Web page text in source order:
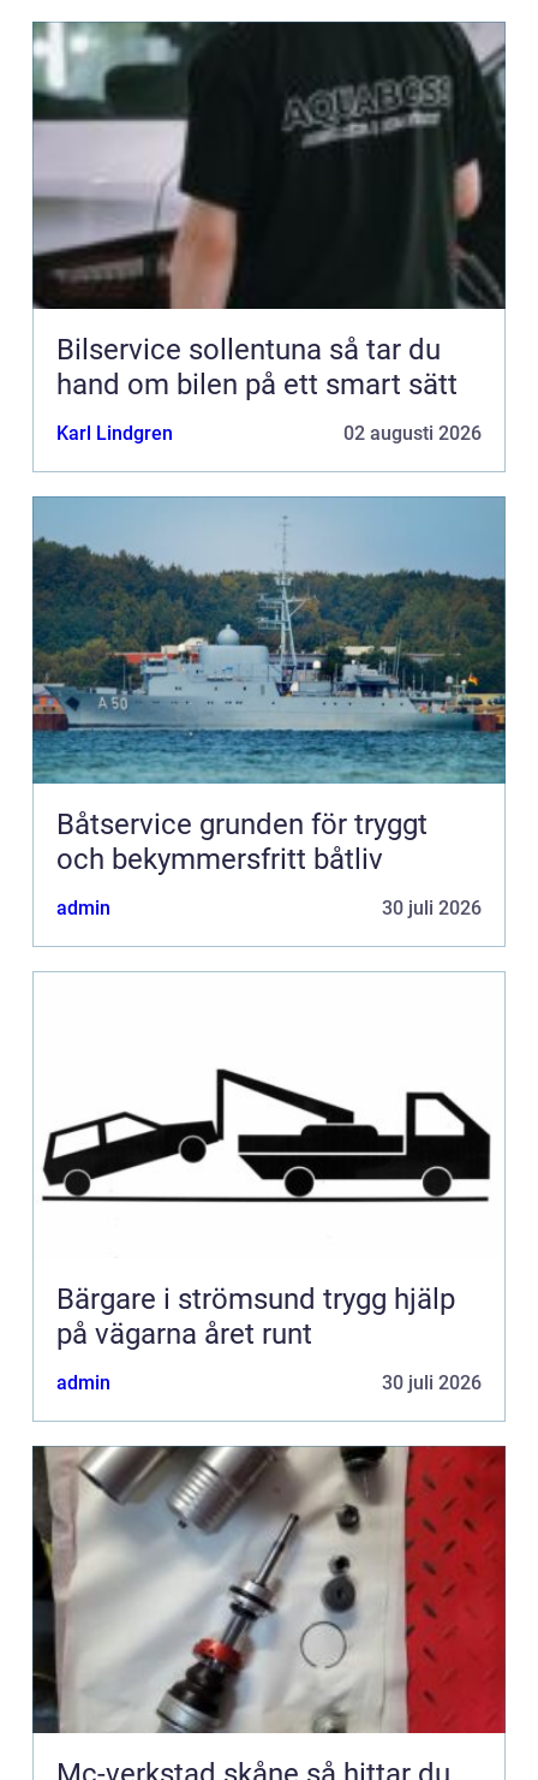
Bilservice sollentuna så tar du
hand om bilen på ett smart sätt
Karl Lindgren 02 augusti 2026
Båtservice grunden för tryggt
och bekymmersfritt båtliv
admin 30 juli 2026
Bärgare i strömsund trygg hjälp
på vägarna året runt
admin 30 juli 2026